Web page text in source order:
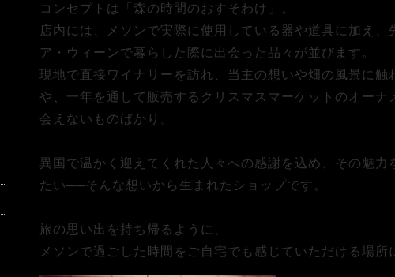
コンセプトは「森の時間のおすそわけ」。
店内には、メソンで実際に使用している器や道具に加え、
ア・ウィーンで暮らした際に出会った品々が並びます。
現地で直接ワイナリーを訪れ、当主の想いや畑の風景に触
や、一年を通して販売するクリスマスマーケットのオーナ
会えないものばかり。
異国で温かく迎えてくれた人々への感謝を込め、その魅力
たい──そんな想いから生まれたショップです。
旅の思い出を持ち帰るように、
メソンで過ごした時間をご自宅でも感じていただける場所